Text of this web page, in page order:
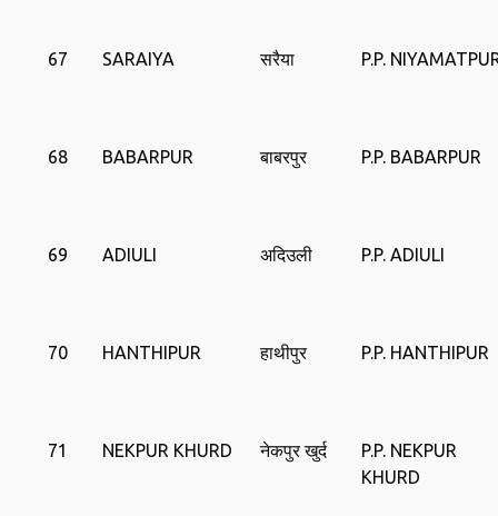
67 SARAIYA सरैया P.P.
68 BABARPUR बाबरपुर P.P. BABARPUR
69 ADIULI अदिउली P.P. ADIULI
70 HANTHIPUR हाथीपुर P.P. HANTHIPUR
71 NEKPUR KHURD नेकपुर खुर्द
P.P. NEKPUR
KHURD